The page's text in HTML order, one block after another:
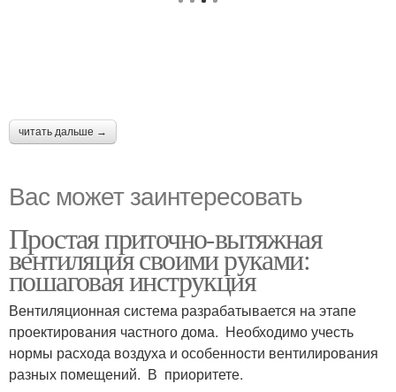
читать дальше →
Вас может заинтересовать
Простая приточно-вытяжная
вентиляция своими руками:
пошаговая инструкция
Вентиляционная система разрабатывается на этапе
проектирования частного дома. Необходимо учесть
нормы расхода воздуха и особенности вентилирования
разных помещений. В приоритете.